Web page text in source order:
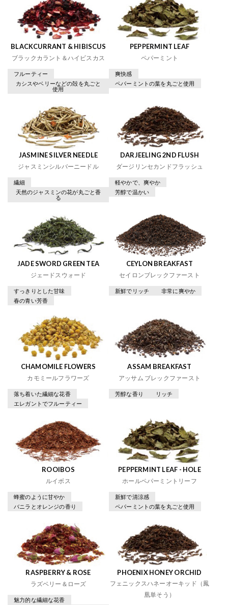
BLACKCURRANT & HIBISCUS
ブラックカラント＆ハイビスカス
フルーティー
カシスやベリーなどの殻を丸ごと
使用
PEPPERMINT LEAF
ペパーミント
爽快感
ペパーミントの葉を丸ごと使用
JASMINE SILVER NEEDLE
ジャスミンシルバーニードル
繊細
天然のジャスミンの花が丸ごと香
る
DARJEELING 2ND FLUSH
ダージリンセカンドフラッシュ
軽やかで、爽やか
芳醇で温かい
JADE SWORD GREEN TEA
ジェードスウォード
すっきりとした甘味
春の青い芳香
CEYLON BREAKFAST
セイロンブレックファースト
新鮮でリッチ 非常に爽やか
CHAMOMILE FLOWERS
カモミールフラワーズ
落ち着いた繊細な花香
エレガントでフルーティー
ASSAM BREAKFAST
アッサム ブレックファースト
芳醇な香り リッチ
ROOIBOS
ルイボス
蜂蜜のように甘やか
バニラとオレンジの香り
PEPPERMINT LEAF - HOLE
ホールペパーミントリーフ
新鮮で清涼感
ペパーミントの葉を丸ごと使用
RASPBERRY & ROSE
ラズベリー＆ローズ
魅力的な繊細な花香
PHOENIX HONEY ORCHID
フェニックスハネーオーキッド（鳳
凰単そう）